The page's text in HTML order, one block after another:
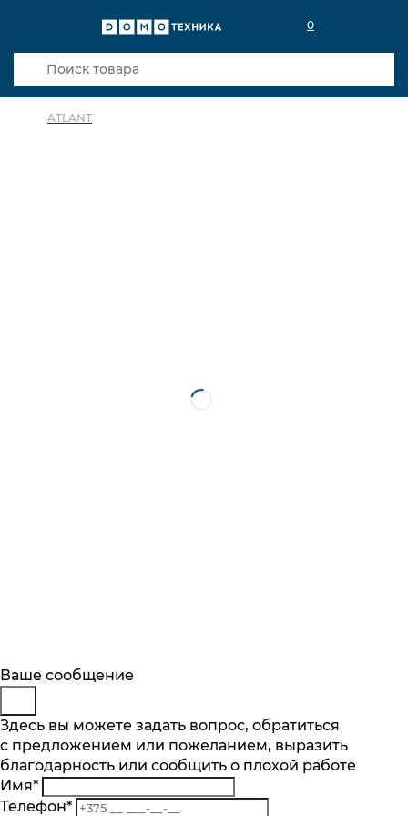
0
ATLANT
Описание
Отзывы
Основные характеристики
Тип компрессора
стандартный
Будьте в курсе
Подпишитесь на последние обновления
и узнавайте о новинках и специальных
предложениях первыми
Подписаться
Заказ обратного звонка
Представьтесь
Телефон*
Комментарий
Ваше сообщение
Здесь вы можете задать вопрос, обратиться
с предложением или пожеланием, выразить
благодарность или сообщить о плохой работе
Имя*
Телефон*